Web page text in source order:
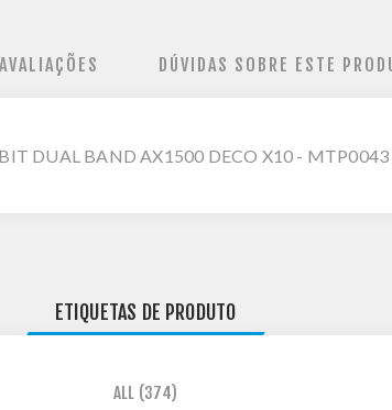
AVALIAÇÕES DÚVIDAS SOBRE ESTE
DUAL BAND AX1500 DECO X10 - MTP0043
ETIQUETAS DE PRODUTO
ALL (374)